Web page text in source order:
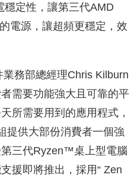
穩定性，讓第三代AMD
電源，讓超頻更穩定，效
務部總經理Chris Kilburn
需要功能強大且可靠的平
所需要用到的應用程式，
提供大部份消費者一個強
三代Ryzen™桌上型電腦
援即將推出，採用“ Zen